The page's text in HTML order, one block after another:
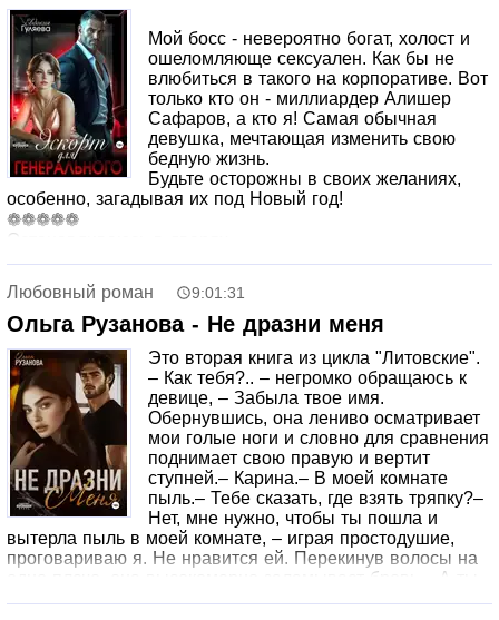
Мой босс - невероятно богат, холост и
ошеломляюще сексуален. Как бы не
влюбиться в такого на корпоративе. Вот
только кто он - миллиардер Алишер
Сафаров, а кто я! Самая обычная
девушка, мечтающая изменить свою
бедную жизнь.
Будьте осторожны в своих желаниях,
особенно, загадывая их под Новый год!
❁❁❁❁❁
Останавливаюсь в дверях.
- Спасибо, - выдерживаю небольшую паузу, испытывая
срочную потребность перевести дыхание, - за этот
вечер.
Один шаг: остаётся только переступить порог. Кусаю
губы, вдыхаю глубже.
- Даш, - Алишер произносит моё имя с трескучим
нажимом, - останься. Если хочешь.
С одной стороны, любопытная часть меня желает
продолжения, с другой - моя внутренняя моралистка не
даёт мне принять это предложение. Вот только я быстро
ставлю последнюю на место!
Во-первых, не с первым встречным, а с первым
понравившимся. А во-вторых, не о чем думать. Такой я
буду только сегодня. Завтра снова стану прежней.
Любовный роман 9:01:31
Ольга Рузанова - Не дразни меня
Это вторая книга из цикла "Литовские".
– Как тебя?.. – негромко обращаюсь к
девице, – Забыла твое имя.
Обернувшись, она лениво осматривает
мои голые ноги и словно для сравнения
поднимает свою правую и вертит
ступней.– Карина.– В моей комнате
пыль.– Тебе сказать, где взять тряпку?–
Нет, мне нужно, чтобы ты пошла и
вытерла пыль в моей комнате, – играя простодушие,
проговариваю я. Не нравится ей. Перекинув волосы на
одно плечо, она высокомерно заламывает бровь.– А ты